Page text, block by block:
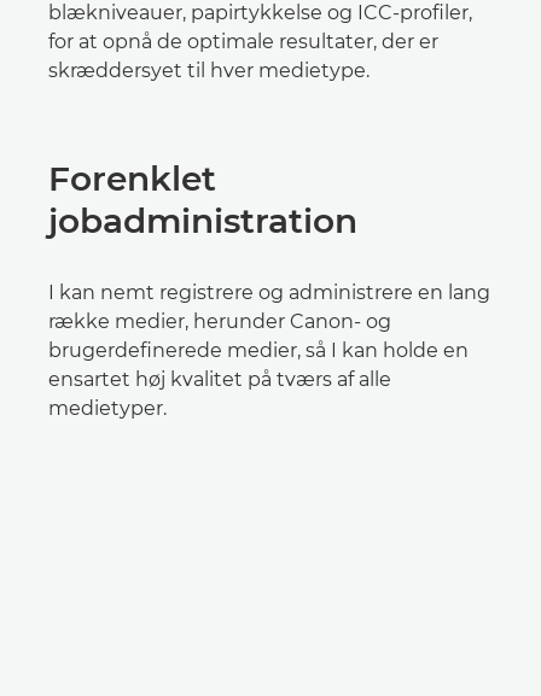
blækniveauer, papirtykkelse og ICC-profiler,
for at opnå de optimale resultater, der er
skræddersyet til hver medietype.
Forenklet
jobadministration
I kan nemt registrere og administrere en lang
række medier, herunder Canon- og
brugerdefinerede medier, så I kan holde en
ensartet høj kvalitet på tværs af alle
medietyper.